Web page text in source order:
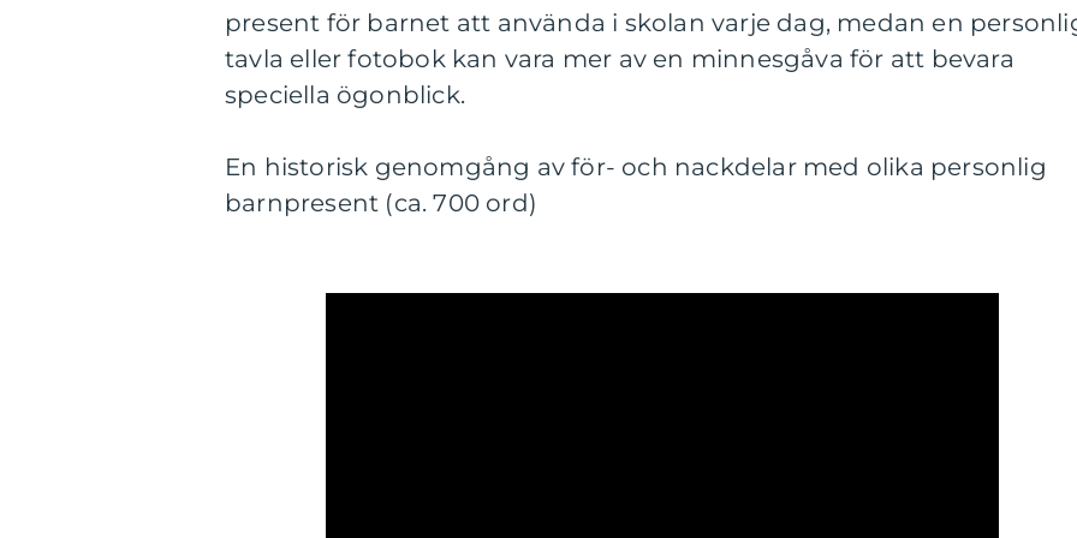
present för barnet att använda i skolan varje dag, medan en
tavla eller fotobok kan vara mer av en minnesgåva för att bevara
speciella ögonblick.
En historisk genomgång av för- och nackdelar med olika personlig
barnpresent (ca. 700 ord)